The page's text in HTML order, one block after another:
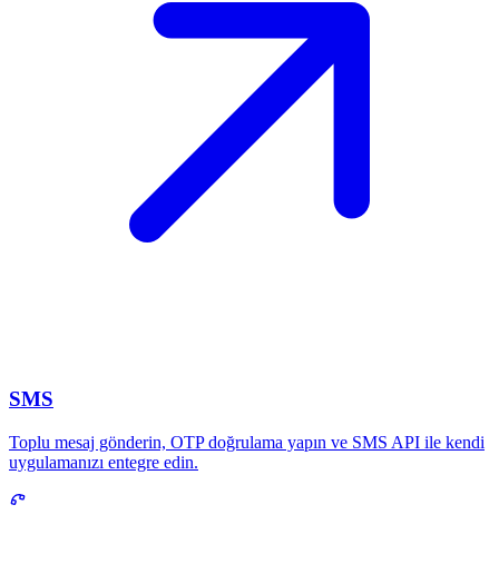
SMS
Toplu mesaj gönderin, OTP doğrulama yapın ve SMS API ile kendi
uygulamanızı entegre edin.